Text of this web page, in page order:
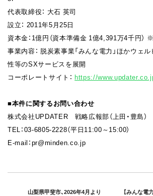
代表取締役： 大石 英司
設立： 2011年5月25日
資本金：1億円（資本準備金 1億4,391万4千円
事業内容： 脱炭素事業「みんな電力」ほかウェ
性等のSXサービスを展開
コーポレートサイト： https://
■本件に関するお問い合わせ
株式会社UPDATER 戦略広報部（上田・豊島）
TEL：03-6805-2228（平日11:00～15:00）
E-mail：pr@minden.co.jp
山梨県甲斐市、2026年4月より
【みんな電